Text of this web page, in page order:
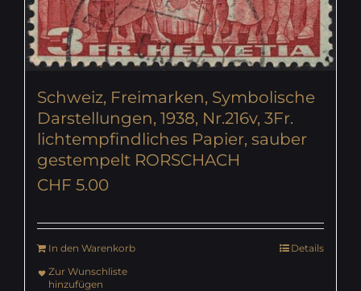
Schweiz, Freimarken, Symbolische
Darstellungen, 1938, Nr.216v, 3Fr.
lichtempfindliches Papier, sauber
gestempelt RORSCHACH
CHF 5.00
In den Warenkorb
Details
Zur Wunschliste
hinzufügen